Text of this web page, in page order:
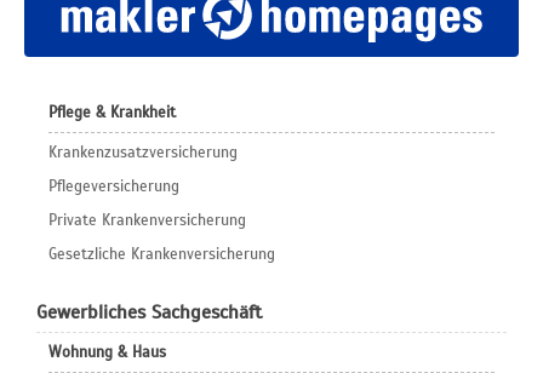
Pflege & Krankheit
Krankenzusatzversicherung
Pflegeversicherung
Private Krankenversicherung
Gesetzliche Krankenversicherung
Gewerbliches Sachgeschäft
Wohnung & Haus